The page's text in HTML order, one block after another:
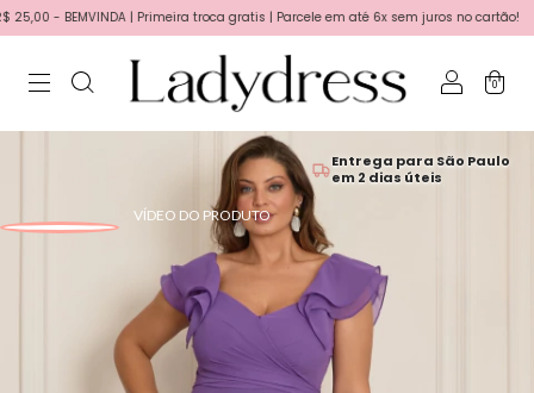
- BEMVINDA | Primeira troca gratis | Parcele em até 6x sem juros no cartão!
0
Entrega para São Paulo
em 2 dias úteis